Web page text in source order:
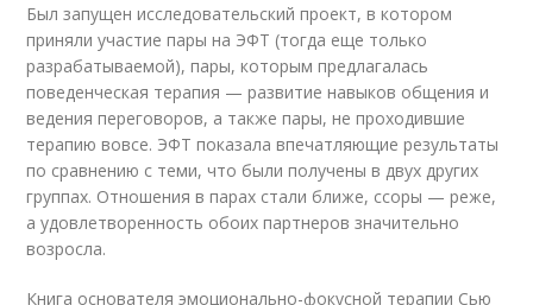
Был запущен исследовательский проект, в котором
приняли участие пары на ЭФТ (тогда еще только
разрабатываемой), пары, которым предлагалась
поведенческая терапия — развитие навыков общения и
ведения переговоров, а также пары, не проходившие
терапию вовсе. ЭФТ показала впечатляющие результаты
по сравнению с теми, что были получены в двух других
группах. Отношения в парах стали ближе, ссоры — реже,
а удовлетворенность обоих партнеров значительно
возросла.
Книга основателя эмоционально-фокусной терапии Сью